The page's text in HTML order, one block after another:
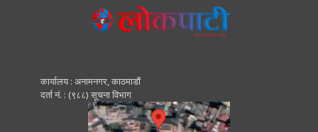
कार्यालय : अनामनगर, काठमाडाैं
दर्ता नं. : (९८८) सूचना विभाग